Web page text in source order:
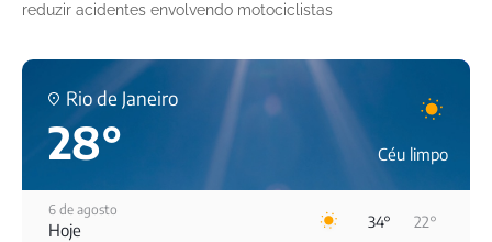
reduzir acidentes envolvendo motociclistas
Rio de Janeiro
28° Céu limpo
6 de agosto
Hoje 34° 22°